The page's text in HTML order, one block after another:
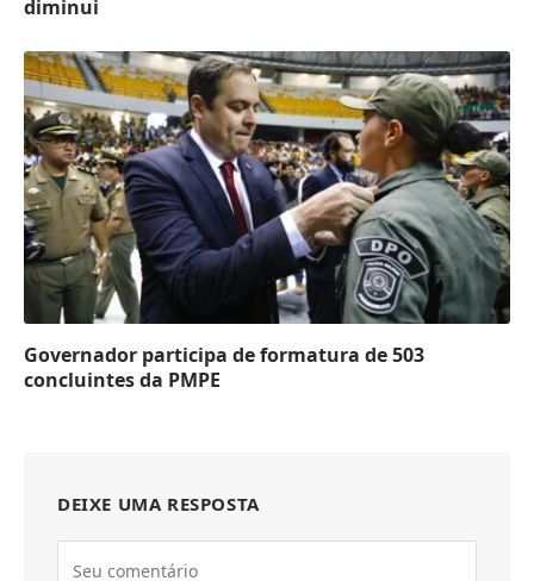
diminui
Governador participa de formatura de 503
concluintes da PMPE
DEIXE UMA RESPOSTA